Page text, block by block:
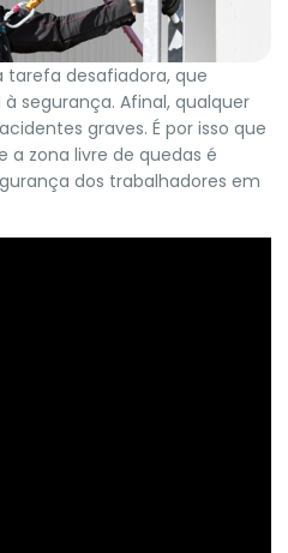
tarefa desafiadora, que
segurança. Afinal, qualquer
graves. É por isso que
zona livre de quedas é
dos trabalhadores em